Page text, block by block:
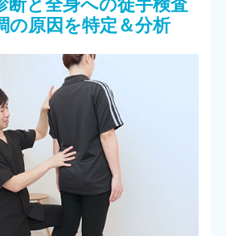
断と全身への徒手検査
の原因を特定＆分析